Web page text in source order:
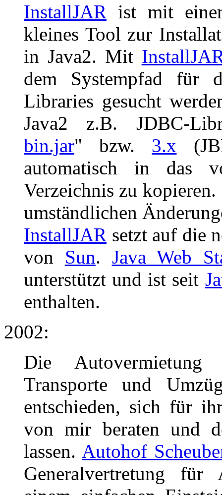
InstallJAR ist mit
kleines Tool zur
in Java2. Mit
dem Systempfad für
Libraries gesucht
Java2 z.B. JDBC-
bin.jar" bzw. 3.x
automatisch in das
Verzeichnis zu
umständlichen
InstallJAR setzt auf die
von Sun. Java Web
unterstützt und ist seit
enthalten.
2002:
Die Autovermietung
Transporte und
entschieden, sich für
von mir beraten und
lassen. Autohof
Generalvertretung für